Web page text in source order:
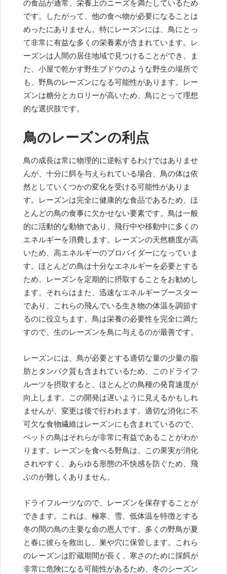
の食品が通常、栄養上のニーズを満たしているため
です。したがって、他の食べ物が必要になることは
めったにありません。特にレーズンには、鳥にとっ
て非常に有益な多くの栄養素が含まれています。レ
ーズンは人間の居住地域で見つけることができ、ま
た、小屋で乾かす野生ブドウのような野生の場所で
も、野鳥のレーズンになる可能性があります。レー
ズンは糖分とカロリーが高いため、鳥にとって理想
的な選択肢です。
鳥のレーズンの利点
鳥の成長は常に物理的に逆転するわけではありませ
んが、十分に餌を与えられている場合、鳥の体は依
然としていくつかの変化を受ける可能性がありま
す。レーズンは完全に健康的な食品であるため、ほ
とんどの鳥の食事に欠かせない要素です。鳥は一般
的に活動的な動物であり、飛行中や移動中に多くの
エネルギーを消費します。レーズンの天然糖度が高
いため、高エネルギーのプロバイダーになっていま
す。ほとんどの鳥は十分なエネルギーを必要とする
ため、レーズンを定期的に摂取することをお勧めし
ます。それらはまた、迅速なエネルギーブースター
であり、これらの飛んでいる生き物の体温を調節す
るのに役立ちます。鳥は栄養の必要性を完全に満た
すので、生のレーズンを鳥に与えるのが最善です。
レーズンには、鳥が必要とする適切な量の少量の脂
肪とタンパク質も含まれているため、このドライフ
ルーツを摂取すると、ほとんどの鳥種の発育速度が
向上します。この開発は遅いように見えるかもしれ
ませんが、変更は後で行われます。適切な消化に不
可欠な食物繊維はレーズンにも含まれているので、
ペットの鳥はそれらが非常に有益であることがわか
ります。レーズンを食べる野鳥は、この果実が消化
されやすく、あらゆる形態の不快感を防ぐため、飛
ぶのが難しくありません。
ドライフルーツなので、レーズンを保存することが
できます。これは、極寒、雪、低体温を特徴とする
冬の間の鳥の主要な命の恩人です。多くの野鳥が夏
と春に彼らを救出し、巣や穴に保管します。これら
のレーズンは貯蔵期間が長く、寒さのために採餌が
非常に危険になる可能性があるため、冬のシーズン